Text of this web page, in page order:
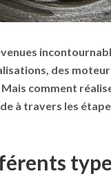
des
comment
à travers les